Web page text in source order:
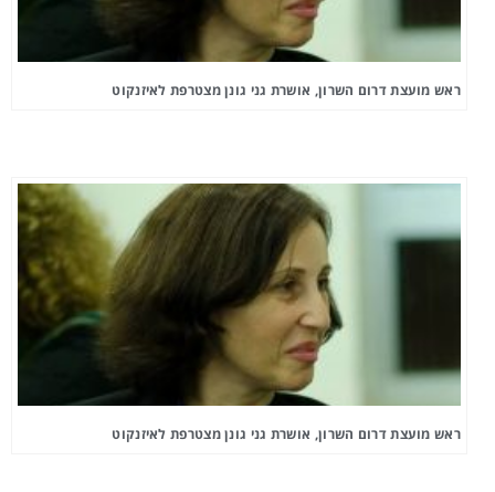
ראש מועצת דרום השרון, אושרת גני גונן מצטרפת לאיזנקוט
ראש מועצת דרום השרון, אושרת גני גונן מצטרפת לאיזנקוט